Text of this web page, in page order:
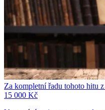
Za kompletní řadu tohoto hitu
15 000 Kč